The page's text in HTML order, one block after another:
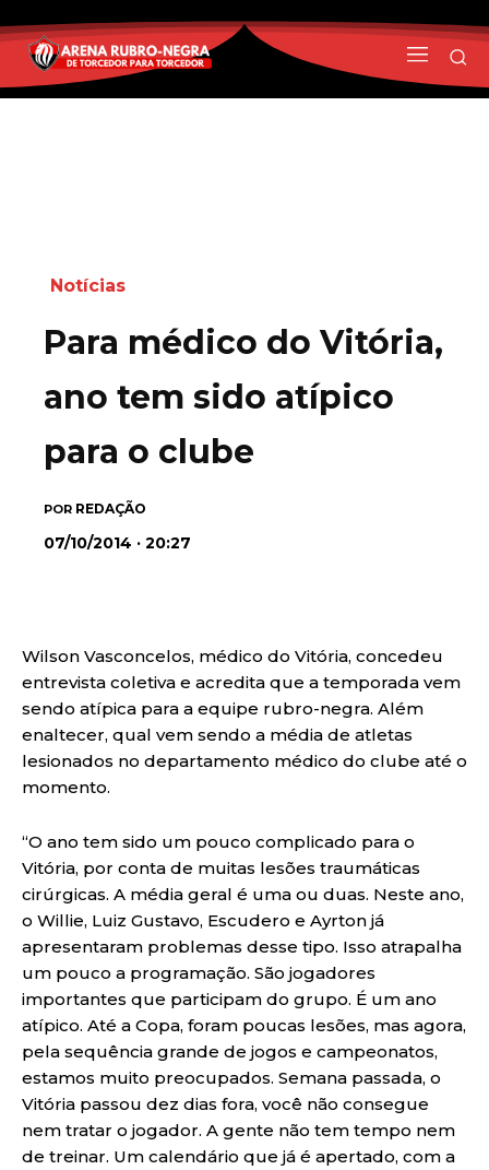
Notícias
Para médico do Vitória,
ano tem sido atípico
para o clube
POR REDAÇÃO
07/10/2014 · 20:27
Wilson Vasconcelos, médico do Vitória, concedeu
entrevista coletiva e acredita que a temporada vem
sendo atípica para a equipe rubro-negra. Além
enaltecer, qual vem sendo a média de atletas
lesionados no departamento médico do clube até o
momento.
“O ano tem sido um pouco complicado para o
Vitória, por conta de muitas lesões traumáticas
cirúrgicas. A média geral é uma ou duas. Neste ano,
o Willie, Luiz Gustavo, Escudero e Ayrton já
apresentaram problemas desse tipo. Isso atrapalha
um pouco a programação. São jogadores
importantes que participam do grupo. É um ano
atípico. Até a Copa, foram poucas lesões, mas agora,
pela sequência grande de jogos e campeonatos,
estamos muito preocupados. Semana passada, o
Vitória passou dez dias fora, você não consegue
nem tratar o jogador. A gente não tem tempo nem
de treinar. Um calendário que já é apertado, com a